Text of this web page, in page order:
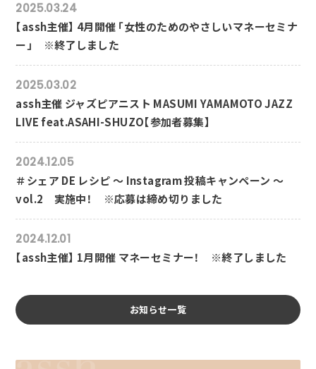
2025.03.24
【assh主催】 4月開催 「女性のためのやさしいマネーセミナ
ー」 ※終了しました
2025.03.02
assh主催 ジャズピアニスト MASUMI YAMAMOTO JAZZ
LIVE feat.ASAHI-SHUZO【参加者募集】
2024.12.05
＃シェア DE レシピ ～ Instagram 投稿キャンペーン ～
vol.2 実施中！ ※応募は締め切りました
2024.12.01
【assh主催】 1月開催 マネーセミナー！ ※終了しました
お知らせ一覧